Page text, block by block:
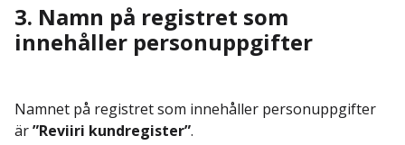
3. Namn på registret som
innehåller personuppgifter
Namnet på registret som innehåller personuppgifter
är”Reviiri kundregister”.